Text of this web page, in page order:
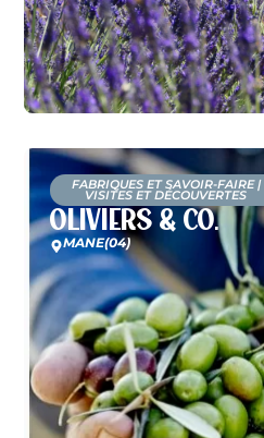
FABRIQUES ET SAVOIR-FAIRE|
VISITES ET DÉCOUVERTES
Oliviers & Co.
MANE(04)